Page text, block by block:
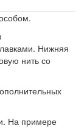
Нижняя
нить со
На примере